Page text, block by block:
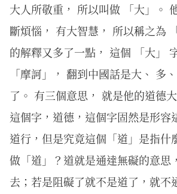
大人所敬重， 所以叫做 「大」。
斷煩惱， 有大智慧， 所以稱之為
的解釋又多了一點， 這個 「大」
「摩訶」， 翻到中國話是大、 多
了。 有三個意思， 就是他的道德
這個字，道德，這個字固然是形容
道行，但是究竟這個「道」是指什
做「道」？道就是通達無礙的意思
去；若是阻礙了就不是道了，就不